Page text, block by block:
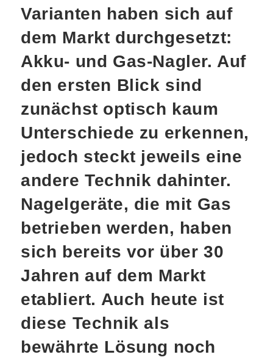
Varianten haben sich auf
dem Markt durchgesetzt:
Akku- und Gas-Nagler. Auf
den ersten Blick sind
zunächst optisch kaum
Unterschiede zu erkennen,
jedoch steckt jeweils eine
andere Technik dahinter.
Nagelgeräte, die mit Gas
betrieben werden, haben
sich bereits vor über 30
Jahren auf dem Markt
etabliert. Auch heute ist
diese Technik als
bewährte Lösung noch